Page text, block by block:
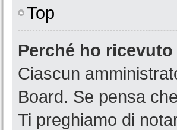
Top
Perché ho
Ciascun
Board. Se pensa
Ti preghiamo di